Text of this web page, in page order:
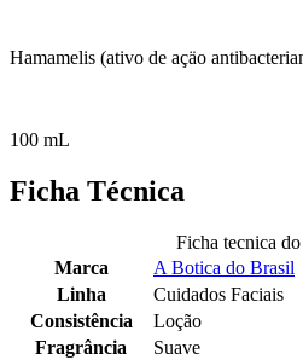
Hamamelis (ativo de açäo
100 mL
Ficha Técnica
Ficha tecnica
Marca
A Botica do Brasil
Linha
Cuidados Faciais
Consistência
Loção
Fragrância
Suave